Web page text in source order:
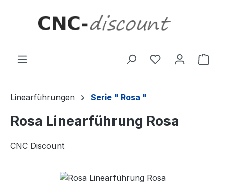
Linearführungen Serie " Rosa "
Rosa Linearführung Rosa
CNC Discount
Bildergalerie überspringen